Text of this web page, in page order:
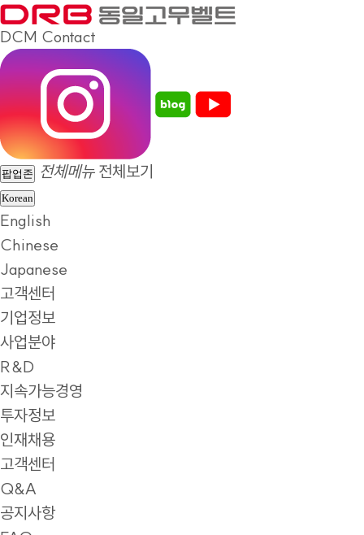
DCM Contact
팝업존 전체메뉴 전체보기
Korean
English
Chinese
Japanese
고객센터
기업정보
사업분야
R&D
지속가능경영
투자정보
인재채용
고객센터
Q&A
공지사항